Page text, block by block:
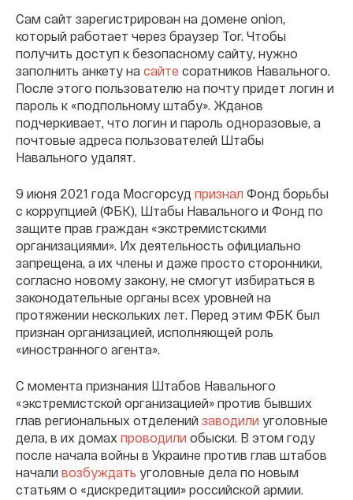
Сам сайт зарегистрирован на домене onion,
который работает через браузер Tor. Чтобы
получить доступ к безопасному сайту, нужно
заполнить анкету на сайте соратников Навального.
После этого пользователю на почту придет логин и
пароль к «подпольному штабу». Жданов
подчеркивает, что логин и пароль одноразовые, а
почтовые адреса пользователей Штабы
Навального удалят.
9 июня 2021 года Мосгорсуд признал Фонд борьбы
с коррупцией (ФБК), Штабы Навального и Фонд по
защите прав граждан «экстремистскими
организациями». Их деятельность официально
запрещена, а их члены и даже просто сторонники,
согласно новому закону, не смогут избираться в
законодательные органы всех уровней на
протяжении нескольких лет. Перед этим ФБК был
признан организацией, исполняющей роль
«иностранного агента».
С момента признания Штабов Навального
«экстремистской организацией» против бывших
глав региональных отделений заводили уголовные
дела, в их домах проводили обыски. В этом году
после начала войны в Украине против глав штабов
начали возбуждать уголовные дела по новым
статьям о «дискредитации» российской армии.